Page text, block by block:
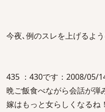
今夜､例のスレを上げるよ
435 ：430です：2008/05/
晩ご飯食べながら会話が弾
嫁はもっと女らしくなるね